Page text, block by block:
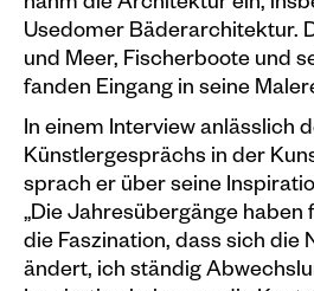
nahm die Architektur ein,
Usedomer Bäderarchitektur.
und Meer, Fischerboote und
fanden Eingang in seine
In einem Interview anlässlich
Künstlergesprächs in der
sprach er über seine
„Die Jahresübergänge haben
die Faszination, dass sich die
ändert, ich ständig